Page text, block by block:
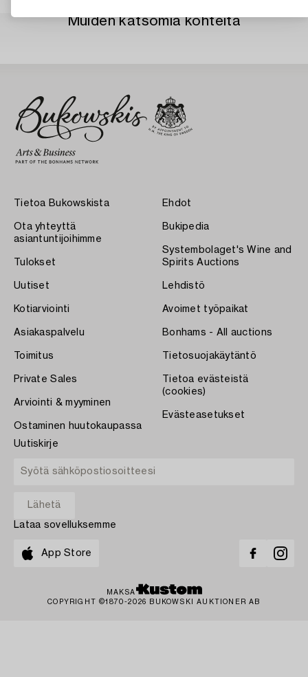
Muiden katsomia kohteita
Tietoa Bukowskista
Ota yhteyttä
asiantuntijoihimme
Tulokset
Uutiset
Kotiarviointi
Asiakaspalvelu
Toimitus
Private Sales
Arviointi & myyminen
Ostaminen huutokaupassa
Ehdot
Bukipedia
Systembolaget's Wine and
Spirits Auctions
Lehdistö
Avoimet työpaikat
Bonhams - All auctions
Tietosuojakäytäntö
Tietoa evästeistä
(cookies)
Evästeasetukset
Uutiskirje
Lataa sovelluksemme
App Store
MAKSA
COPYRIGHT ©1870-2026 BUKOWSKI AUKTIONER AB